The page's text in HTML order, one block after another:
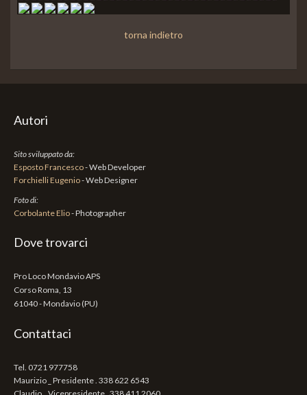
torna indietro
Autori
Sito sviluppato da:
Esposto Francesco- Web Developer
Forchielli Eugenio- Web Designer
Foto di:
Corbolante Elio- Photographer
Dove trovarci
Pro Loco Mondavio APS
Corso Roma, 13
61040 - Mondavio (PU)
Contattaci
Tel. 0721 977758
Maurizio _ Presidente . 338 622 6543